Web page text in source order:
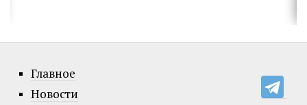
Главное
Новости